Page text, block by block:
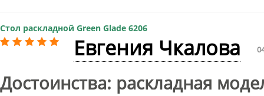
Стол раскладной Green Glade 6206
Евгения Чкалова
Достоинства: раскладная